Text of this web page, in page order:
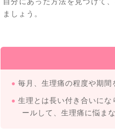
ましょう。
毎月、生理痛の程度や期間
生理とは長い付き合いにな
ールして、生理痛に悩ま